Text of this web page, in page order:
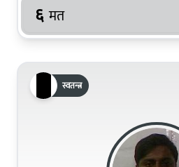
६ मत
स्वतन्त्र